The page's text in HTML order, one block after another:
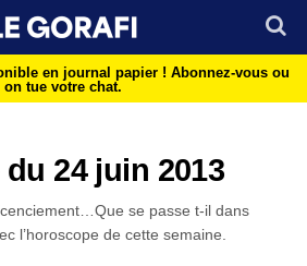
en journal papier ! Abonnez-vous ou
on tue votre chat.
24 juin 2013
se passe t-il dans
l’horoscope de cette semaine.